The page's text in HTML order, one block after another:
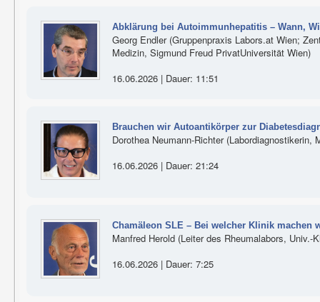
Abklärung bei Autoimmunhepatitis – Wann,
Georg Endler (Gruppenpraxis Labors.at Wien;
Medizin, Sigmund Freud PrivatUniversität Wien)
16.06.2026 | Dauer: 11:51
Brauchen wir Autoantikörper zur
Dorothea Neumann-Richter (Labordiagnostikerin,
16.06.2026 | Dauer: 21:24
Chamäleon SLE – Bei welcher Klinik machen
Manfred Herold (Leiter des Rheumalabors,
16.06.2026 | Dauer: 7:25